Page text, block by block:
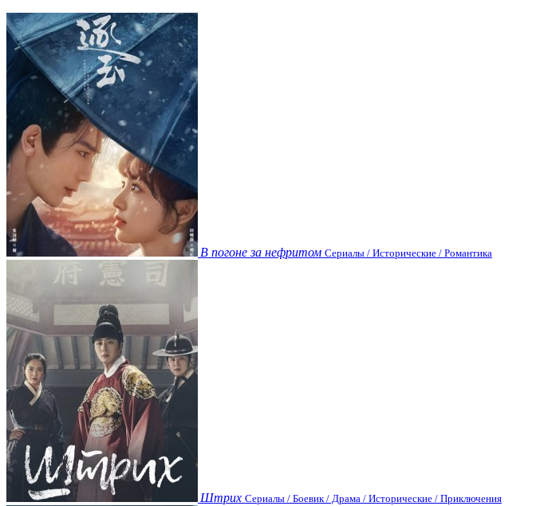
В погоне за нефритом Сериалы / Исторические / Романтика
Штрих Сериалы / Боевик / Драма / Исторические / Приключения